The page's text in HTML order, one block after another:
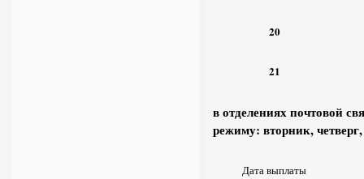
20
21
в отделениях почтовой
режиму: вторник,
Дата выплаты